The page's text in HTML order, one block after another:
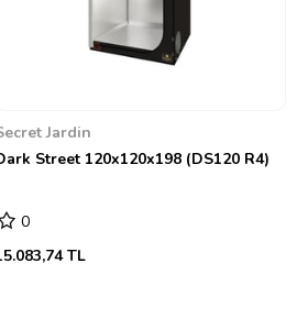
Jardin
Street 120x120x198 (DS120 R4)
0
TL